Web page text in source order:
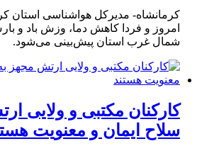
کرمانشاه- مدیرکل هواشناسی استان
امروز و فردا کاهش دما، وزش باد و
شمال غرب استان پیش‌بینی می‌شود.
کارکنان مکتبی و ولایی
سلاح ایمان و معنویت